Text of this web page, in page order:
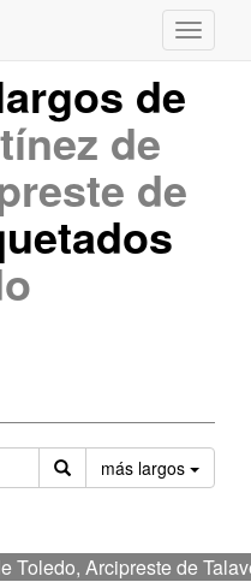
de
de
de
más largos
Toledo, Arcipreste de